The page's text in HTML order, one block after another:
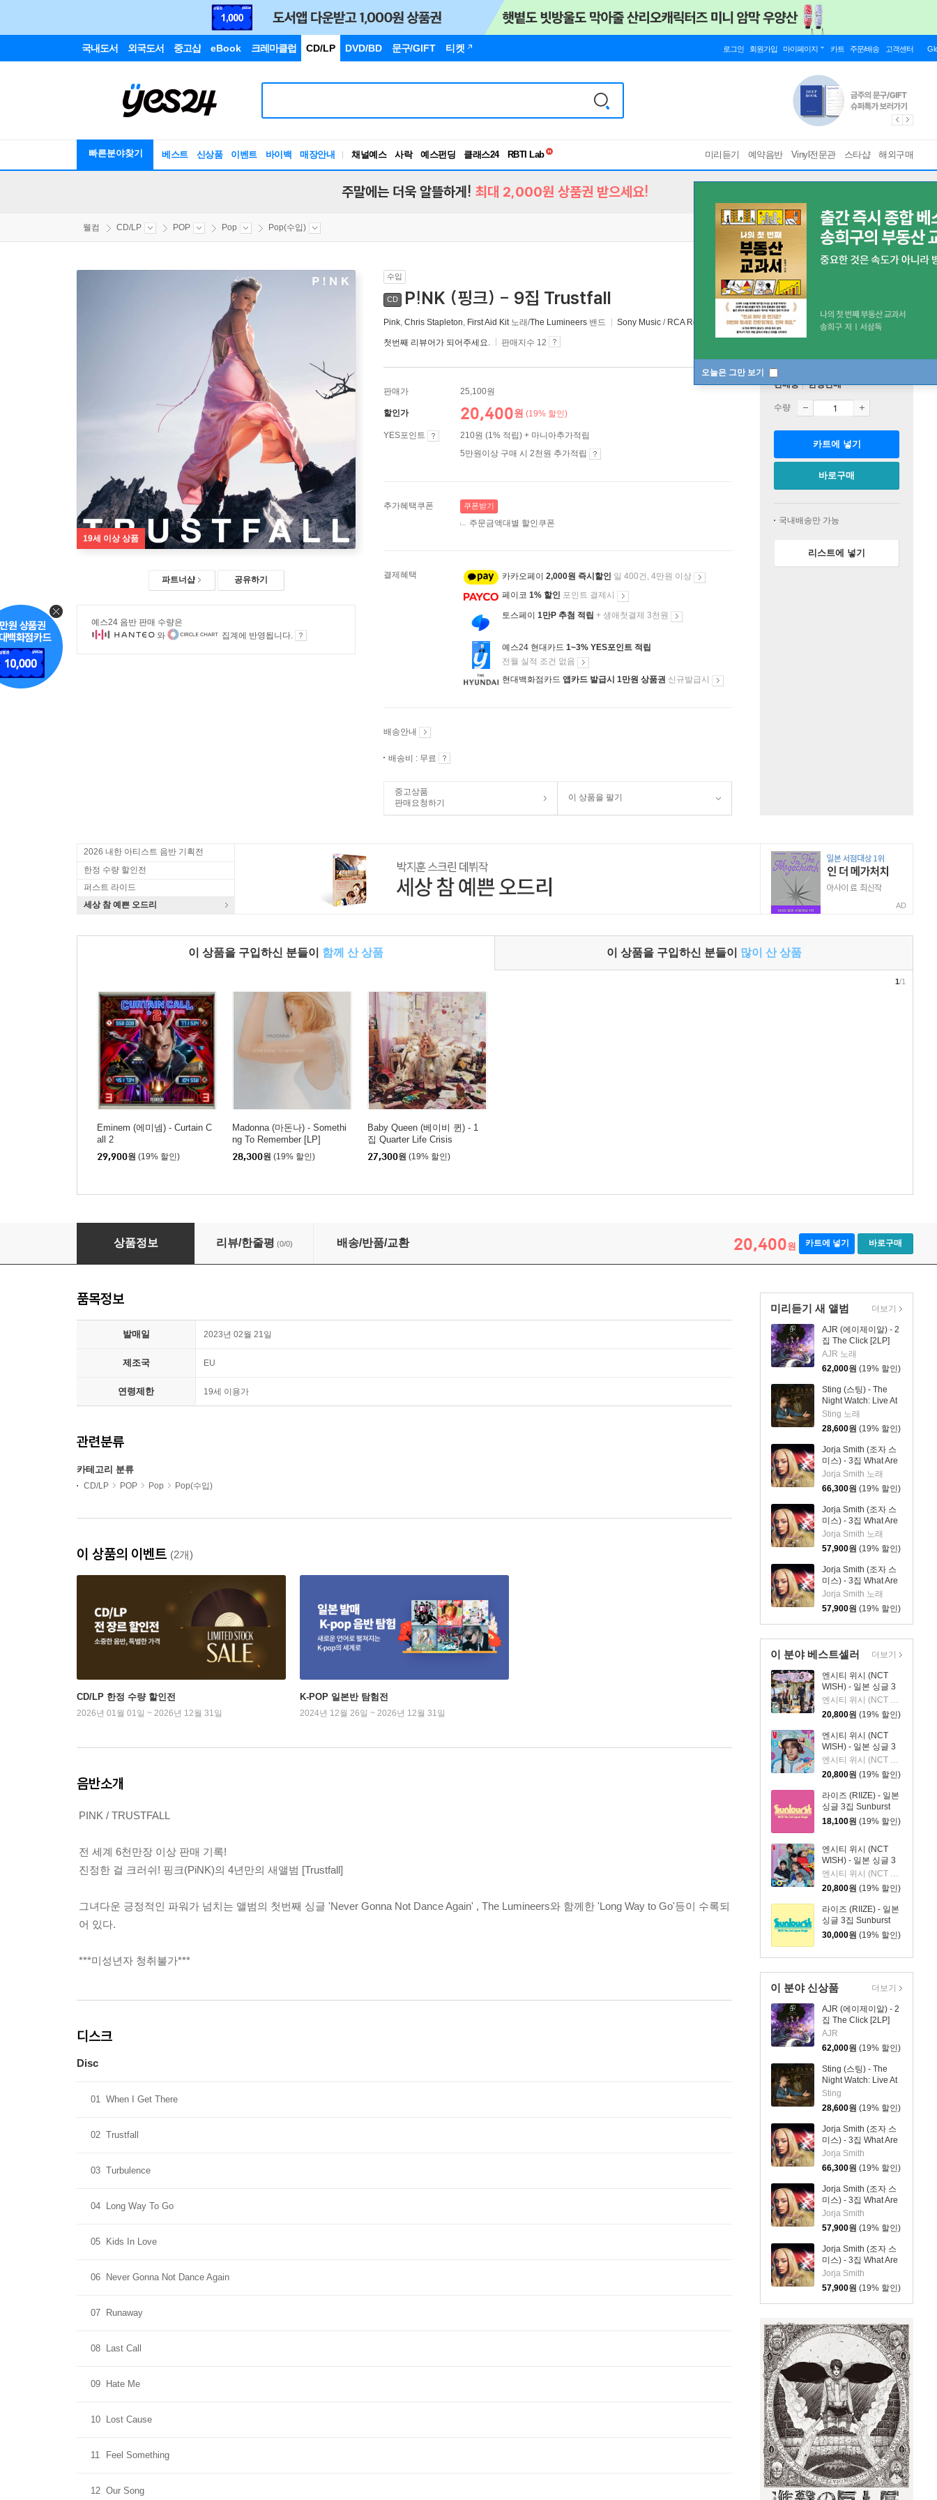
국내도서 외국도서 중고샵 eBook 크레마클럽 CD/LP DVD/BD 문구/GIFT 티켓 로그인 회원가입 마이페이지 카트 주문/배송 고객센터
빠른분야찾기 베스트 신상품 이벤트 바이백 매장안내 채널예스 사락 예스펀딩 클래스24
RBTI Lab
독서유형검사
미리듣기 예약음반 Vinyl전문관 스타샵 해외구매
오늘은 그만 보기
주말에는 더욱 알뜰하게! 최대 2,000원 상품권 받으세요!
웰컴 CD/LP POP Pop Pop(수입)
19세 이상 상품
파트너샵 공유하기
예스24 음반 판매 수량은
와
집계에 반영됩니다.
수입
CD P!NK (핑크) - 9집 Trustfall
Pink, Chris Stapleton, First Aid Kit노래/The Lumineers 밴드 Sony Music / RCA Records 2023년 02월 21일
첫번째 리뷰어가 되어주세요. 판매지수 12
판매가 25,100원
할인가 20,400원 (19% 할인)
YES포인트
210원 (1% 적립) + 마니아추가적립
5만원이상 구매 시 2천원 추가적립
추가혜택쿠폰 쿠폰받기
주문금액대별 할인쿠폰
결제혜택 카카오페이 2,000원 즉시할인 일 400건, 4만원 이상
페이코 1% 할인 포인트 결제시
토스페이 1만P 추첨 적립 + 생애첫결제 3천원
예스24 현대카드 1~3% YES포인트 적립
전월 실적 조건 없음
현대백화점카드 앱카드 발급시 1만원 상품권 신규발급시
배송안내
배송비 : 무료
중고상품
판매요청하기
이 상품을 팔기
판매중 한정판매
수량
카트에 넣기
바로구매
국내배송만 가능
리스트에 넣기
2026 내한 아티스트 음반 기획전
한정 수량 할인전
퍼스트 라이드
세상 참 예쁜 오드리
AD
이 상품을 구입하신 분들이 함께 산 상품 이 상품을 구입하신 분들이 많이 산 상품
Eminem (에미넴) - Curtain C
all 2
29,900원 (19% 할인)
Madonna (마돈나) - Somethi
ng To Remember [LP]
28,300원 (19% 할인)
Baby Queen (베이비 퀸) - 1
집 Quarter Life Crisis
27,300원 (19% 할인)
1/1
P!NK (핑크) - 9집 Trustfall
상품정보 리뷰/한줄평 (0/0) 배송/반품/교환 20,400원 카트에 넣기 바로구매
미리듣기 새 앨범
AJR (에이제이알) - 2
집 The Click [2LP]
AJR 노래
62,000원 (19% 할인)
Sting (스팅) - The
Night Watch: Live At
The Rijksmuseum
Sting 노래
28,600원 (19% 할인)
Jorja Smith (조자 스
미스) - 3집 What Are
The Odds [스플래터
컬러 LP]
Jorja Smith 노래
66,300원 (19% 할인)
Jorja Smith (조자 스
미스) - 3집 What Are
The Odds [심플 오렌
지 컬러 LP]
Jorja Smith 노래
57,900원 (19% 할인)
Jorja Smith (조자 스
미스) - 3집 What Are
The Odds [심플 바이
올렛 컬러 LP]
Jorja Smith 노래
57,900원 (19% 할인)
더보기
이 분야 베스트셀러
엔시티 위시 (NCT
WISH) - 일본 싱글 3
집 YO-I-DON! / BOY
MEETS GIRL [통상판
BOY MEETS GIRL
Ver.]
엔시티 위시 (NCT WISH)
20,800원 (19% 할인)
엔시티 위시 (NCT
WISH) - 일본 싱글 3
집 YO-I-DON! / BOY
MEETS GIRL [YUSHI
Ver.]
엔시티 위시 (NCT WISH)
20,800원 (19% 할인)
라이즈 (RIIZE) - 일본
싱글 3집 Sunburst
[INITIAL PRESS]
18,100원 (19% 할인)
엔시티 위시 (NCT
WISH) - 일본 싱글 3
집 YO-I-DON! / BOY
MEETS GIRL [통상판
YO-I-DON! Ver.]
엔시티 위시 (NCT WISH)
20,800원 (19% 할인)
라이즈 (RIIZE) - 일본
싱글 3집 Sunburst
[초회한정반 B]
30,000원 (19% 할인)
더보기
이 분야 신상품
AJR (에이제이알) - 2
집 The Click [2LP]
AJR
62,000원 (19% 할인)
Sting (스팅) - The
Night Watch: Live At
The Rijksmuseum
Sting
28,600원 (19% 할인)
Jorja Smith (조자 스
미스) - 3집 What Are
The Odds [스플래터
컬러 LP]
Jorja Smith
66,300원 (19% 할인)
Jorja Smith (조자 스
미스) - 3집 What Are
The Odds [심플 오렌
지 컬러 LP]
Jorja Smith
57,900원 (19% 할인)
Jorja Smith (조자 스
미스) - 3집 What Are
The Odds [심플 바이
올렛 컬러 LP]
Jorja Smith
57,900원 (19% 할인)
더보기
품목정보
발매일 2023년 02월 21일
제조국 EU
연령제한 19세 이용가
관련분류
카테고리 분류
CD/LP POP Pop Pop(수입)
이 상품의 이벤트 (2개)
CD/LP 한정 수량 할인전
2026년 01월 01일 ~ 2026년 12월 31일
K-POP 일본반 탐험전
2024년 12월 26일 ~ 2026년 12월 31일
음반소개
PINK / TRUSTFALL
전 세계 6천만장 이상 판매 기록!
진정한 걸 크러쉬! 핑크(PiNK)의 4년만의 새앨범 [Trustfall]
그녀다운 긍정적인 파워가 넘치는 앨범의 첫번째 싱글 'Never Gonna Not Dance Again' , The Lumineers와 함께한 'Long Way to Go'등이 수록되
어 있다.
***미성년자 청취불가***
디스크
Disc
01 When I Get There
02 Trustfall
03 Turbulence
04 Long Way To Go
05 Kids In Love
06 Never Gonna Not Dance Again
07 Runaway
08 Last Call
09 Hate Me
10 Lost Cause
11 Feel Something
12 Our Song